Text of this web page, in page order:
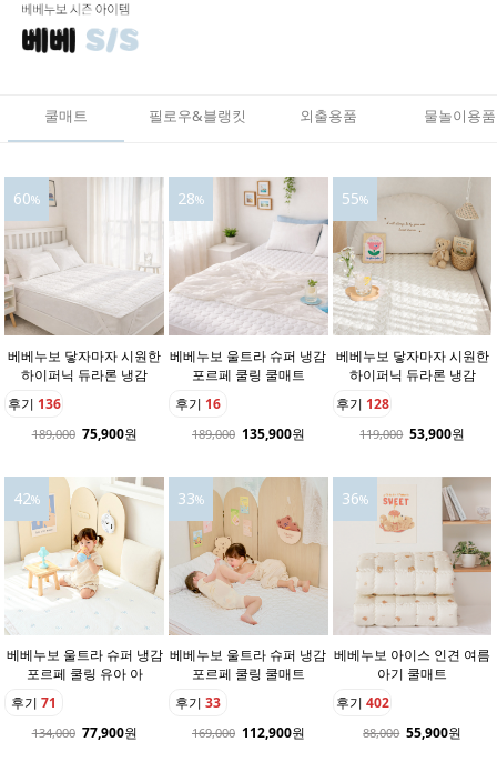
쿨매트 필로우&블랭킷 외출용품 물놀이용품
60%
베베누보 닿자마자 시원한
하이퍼닉 듀라론 냉감
후기 136
189,000 75,900원
28%
베베누보 울트라 슈퍼 냉감
포르페 쿨링 쿨매트
후기 16
189,000 135,900원
55%
베베누보 닿자마자 시원한
하이퍼닉 듀라론 냉감
후기 128
119,000 53,900원
42%
베베누보 울트라 슈퍼 냉감
포르페 쿨링 유아 아
후기71
134,000 77,900원
33%
베베누보 울트라 슈퍼 냉감
포르페 쿨링 쿨매트
후기33
169,000 112,900원
36%
베베누보 아이스 인견 여름
아기 쿨매트
후기 402
88,000 55,900원